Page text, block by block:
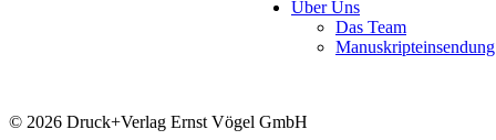
Über Uns
Das Team
Manuskripteinsendung
© 2026 Druck+Verlag Ernst Vögel GmbH